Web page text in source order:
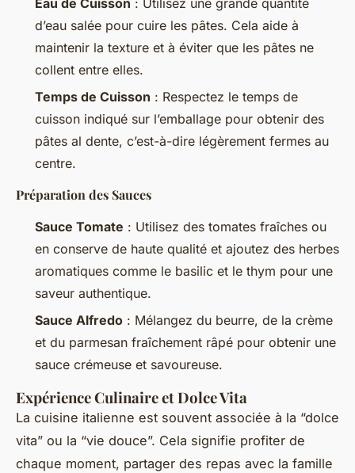
d’eau salée pour cuire les pâtes. Cela aide à
maintenir la texture et à éviter que les pâtes ne
collent entre elles.
Temps de Cuisson : Respectez le temps de
cuisson indiqué sur l’emballage pour obtenir des
pâtes al dente, c’est-à-dire légèrement fermes au
centre.
Préparation des Sauces
Sauce Tomate : Utilisez des tomates fraîches ou
en conserve de haute qualité et ajoutez des herbes
aromatiques comme le basilic et le thym pour une
saveur authentique.
Sauce Alfredo : Mélangez du beurre, de la crème
et du parmesan fraîchement râpé pour obtenir une
sauce crémeuse et savoureuse.
Expérience Culinaire et Dolce Vita
La cuisine italienne est souvent associée à la “dolce
vita” ou la “vie douce”. Cela signifie profiter de
chaque moment, partager des repas avec la famille